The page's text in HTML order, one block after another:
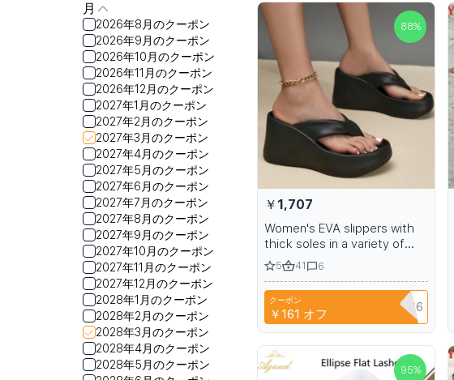
月
2026年8月のクーポン
2026年9月のクーポン
2026年10月のクーポン
2026年11月のクーポン
2026年12月のクーポン
2027年1月のクーポン
2027年2月のクーポン
2027年3月のクーポン
2027年4月のクーポン
2027年5月のクーポン
2027年6月のクーポン
2027年7月のクーポン
2027年8月のクーポン
2027年9月のクーポン
2027年10月のクーポン
2027年11月のクーポン
2027年12月のクーポン
2028年1月のクーポン
2028年2月のクーポン
2028年3月のクーポン
2028年4月のクーポン
2028年5月のクーポン
88%
￥1,707
Women's EVA slippers with
thick soles in a variety of
colors
5 41 6
クーポン
￥161 オフ NIANCI66
95%